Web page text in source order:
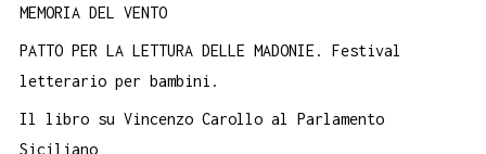
MEMORIA DEL VENTO
PATTO PER LA LETTURA DELLE MADONIE. Festival
letterario per bambini.
Il libro su Vincenzo Carollo al Parlamento
Siciliano